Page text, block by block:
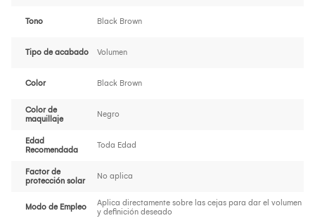
Tono Black Brown
Tipo de acabado Volumen
Color Black Brown
Color de
maquillaje
Negro
Edad
Recomendada
Toda Edad
Factor de
protección solar
No aplica
Modo de Empleo
Aplica directamente sobre las cejas para dar el volumen
y definición deseado